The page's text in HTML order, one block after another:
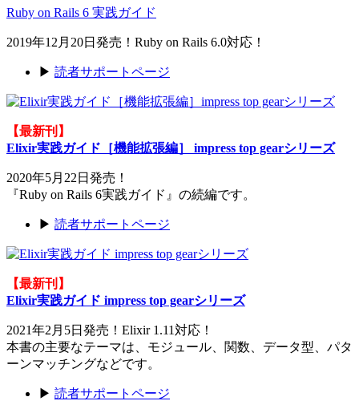
Ruby on Rails 6 実践ガイド
2019年12月20日発売！Ruby on Rails 6.0対応！
▶ 読者サポートページ
【最新刊】
Elixir実践ガイド［機能拡張編］ impress top gearシリーズ
2020年5月22日発売！
『Ruby on Rails 6実践ガイド』の続編です。
▶ 読者サポートページ
【最新刊】
Elixir実践ガイド impress top gearシリーズ
2021年2月5日発売！Elixir 1.11対応！
本書の主要なテーマは、モジュール、関数、データ型、パタ
ーンマッチングなどです。
▶ 読者サポートページ